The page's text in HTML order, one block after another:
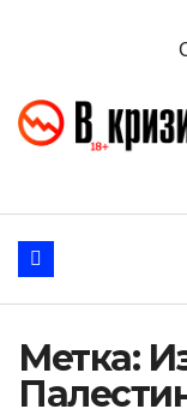
Метка: